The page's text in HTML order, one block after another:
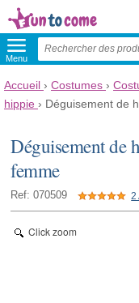
Menu
Accueil › Costumes ›
hippie › Déguisement de
Déguisement de
femme
Ref: 070509 2
Click zoom